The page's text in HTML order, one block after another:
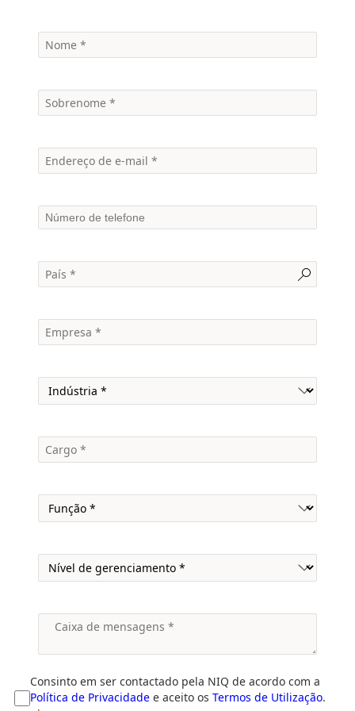
Consinto em ser contactado pela NIQ de acordo com a
Política de Privacidade e aceito os Termos de Utilização.